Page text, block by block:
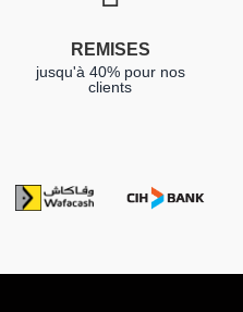
REMISES
jusqu'à 40% pour nos
clients